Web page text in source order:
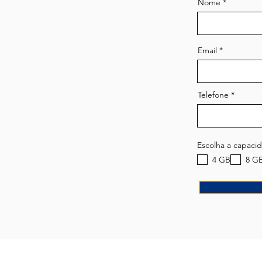
Nome
Email
Telefone
Escolha a
4 GB 8